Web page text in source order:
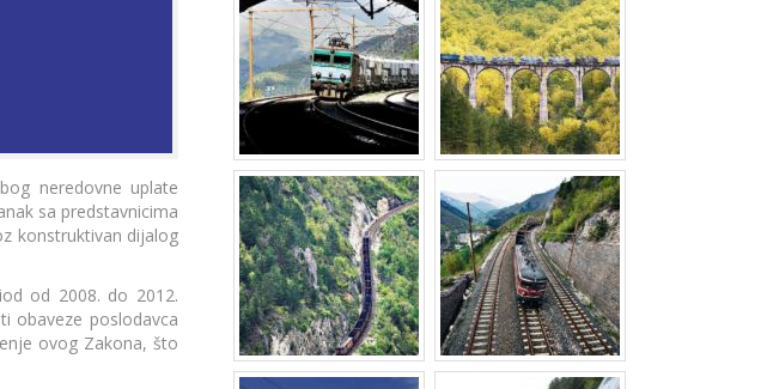
neredovne uplate
sa predstavnicima
konstruktivan dijalog
od 2008. do 2012.
obaveze poslodavca
ovog Zakona, što